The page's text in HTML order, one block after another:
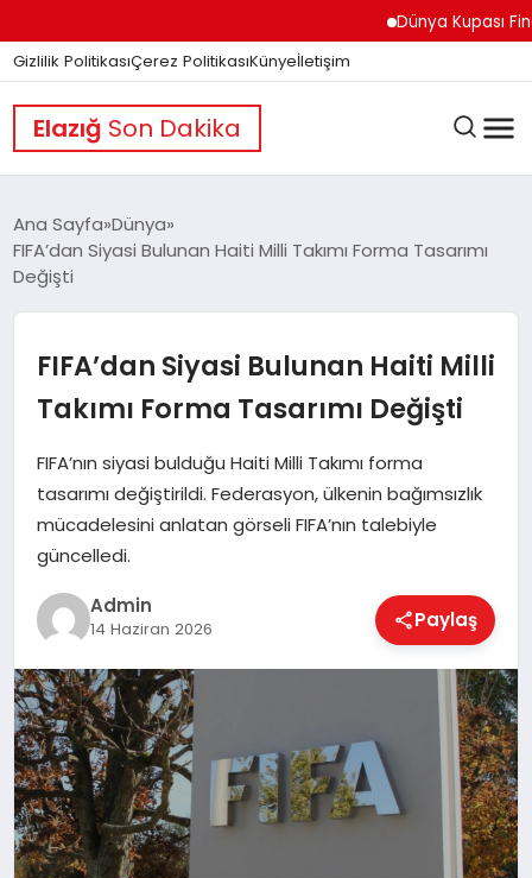
Dünya Kupası Finali
Gizlilik PolitikasıÇerez PolitikasıKünyeİletişim
Elazığ Son Dakika
GÜNDEM
DÜNYA
EĞITIM
EKONOMI
MAGAZIN
SAĞLIK
SPOR
Ana Sayfa Dünya
FIFA’dan Siyasi Bulunan Haiti Milli Takımı Forma Tasarımı
Değişti
FIFA’dan Siyasi Bulunan Haiti Milli
Takımı Forma Tasarımı Değişti
FIFA’nın siyasi bulduğu Haiti Milli Takımı forma
tasarımı değiştirildi. Federasyon, ülkenin bağımsızlık
mücadelesini anlatan görseli FIFA’nın talebiyle
güncelledi.
Admin
14 Haziran 2026 Paylaş